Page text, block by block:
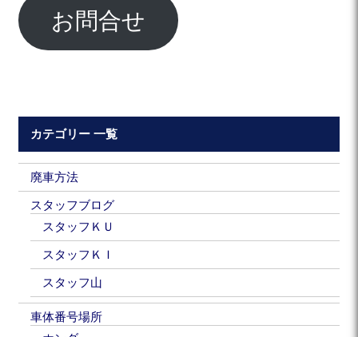
お問合せ
カテゴリー 一覧
廃車方法
スタッフブログ
スタッフＫＵ
スタッフＫＩ
スタッフ山
車体番号場所